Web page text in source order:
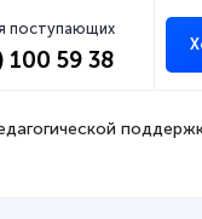
поступающих
100 59 38